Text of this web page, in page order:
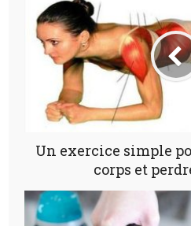
Un exercice simple
corps et